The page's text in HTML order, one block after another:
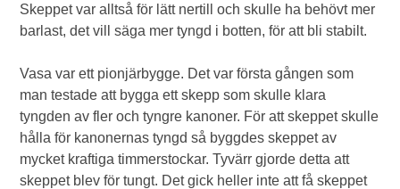
Skeppet var alltså för lätt nertill och skulle ha behövt mer
barlast, det vill säga mer tyngd i botten, för att bli stabilt.
Vasa var ett pionjärbygge. Det var första gången som
man testade att bygga ett skepp som skulle klara
tyngden av fler och tyngre kanoner. För att skeppet skulle
hålla för kanonernas tyngd så byggdes skeppet av
mycket kraftiga timmerstockar. Tyvärr gjorde detta att
skeppet blev för tungt. Det gick heller inte att få skeppet